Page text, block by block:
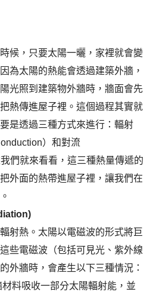
候，只要太陽一曬，家裡就會變
為太陽的熱能會透過建築外牆，
光照到建築物外牆時，牆面會先
熱傳進屋子裡。這個過程其實就
是透過三種方式來進行：輻射
）和對流
們就來看看，這三種熱量傳遞的
外面的熱帶進屋子裡，讓我們在
射熱。太陽以電磁波的形式將巨
些電磁波（包括可見光、紫外線
外牆時，會產生以下三種情況：
材料吸收一部分太陽輻射能，並